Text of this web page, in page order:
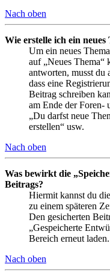
Nach oben
Wie erstelle ich ein
Um ein neues
auf „Neues Thema“
antworten, musst du
dass eine
Beitrag schreiben
am Ende der Foren-
„Du darfst neue
erstellen“ usw.
Nach oben
Was bewirkt die
Beitrags?
Hiermit kannst du
zu einem späteren
Den gesicherten
„Gespeicherte
Bereich erneut laden.
Nach oben